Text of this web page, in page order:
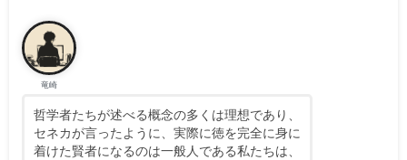
竜崎
哲学者たちが述べる概念の多くは理想であり、
セネカが言ったように、実際に徳を完全に身に
着けた賢者になるのは一般人である私たちは、